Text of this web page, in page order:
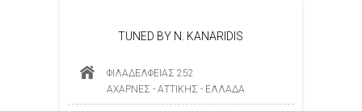
TUNED BY N. KANARIDIS
ΦΙΛΑΔΕΛΦΕΙΑΣ 252
ΑΧΑΡΝΕΣ - ΑΤΤΙΚΗΣ - ΕΛΛΑΔΑ